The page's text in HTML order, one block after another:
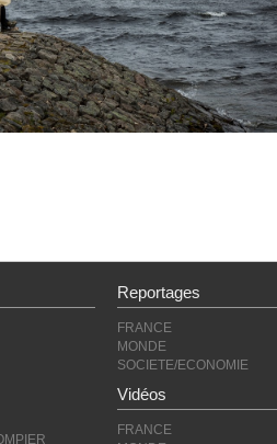
Reportages
FRANCE
MONDE
SOCIETE/ECONOMIE
Vidéos
FRANCE